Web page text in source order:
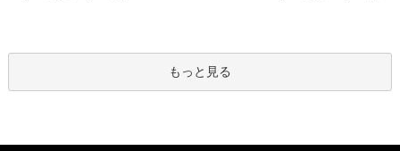
もっと見る